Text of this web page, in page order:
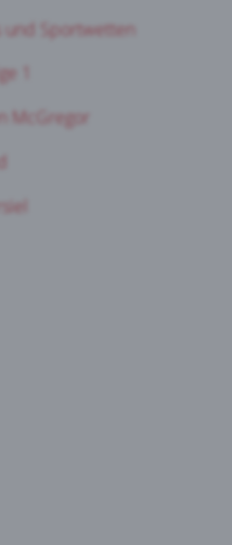
und Sportwetten
1
McGregor